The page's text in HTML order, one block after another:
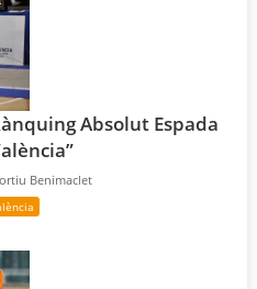
Absolut Espada
Benimaclet